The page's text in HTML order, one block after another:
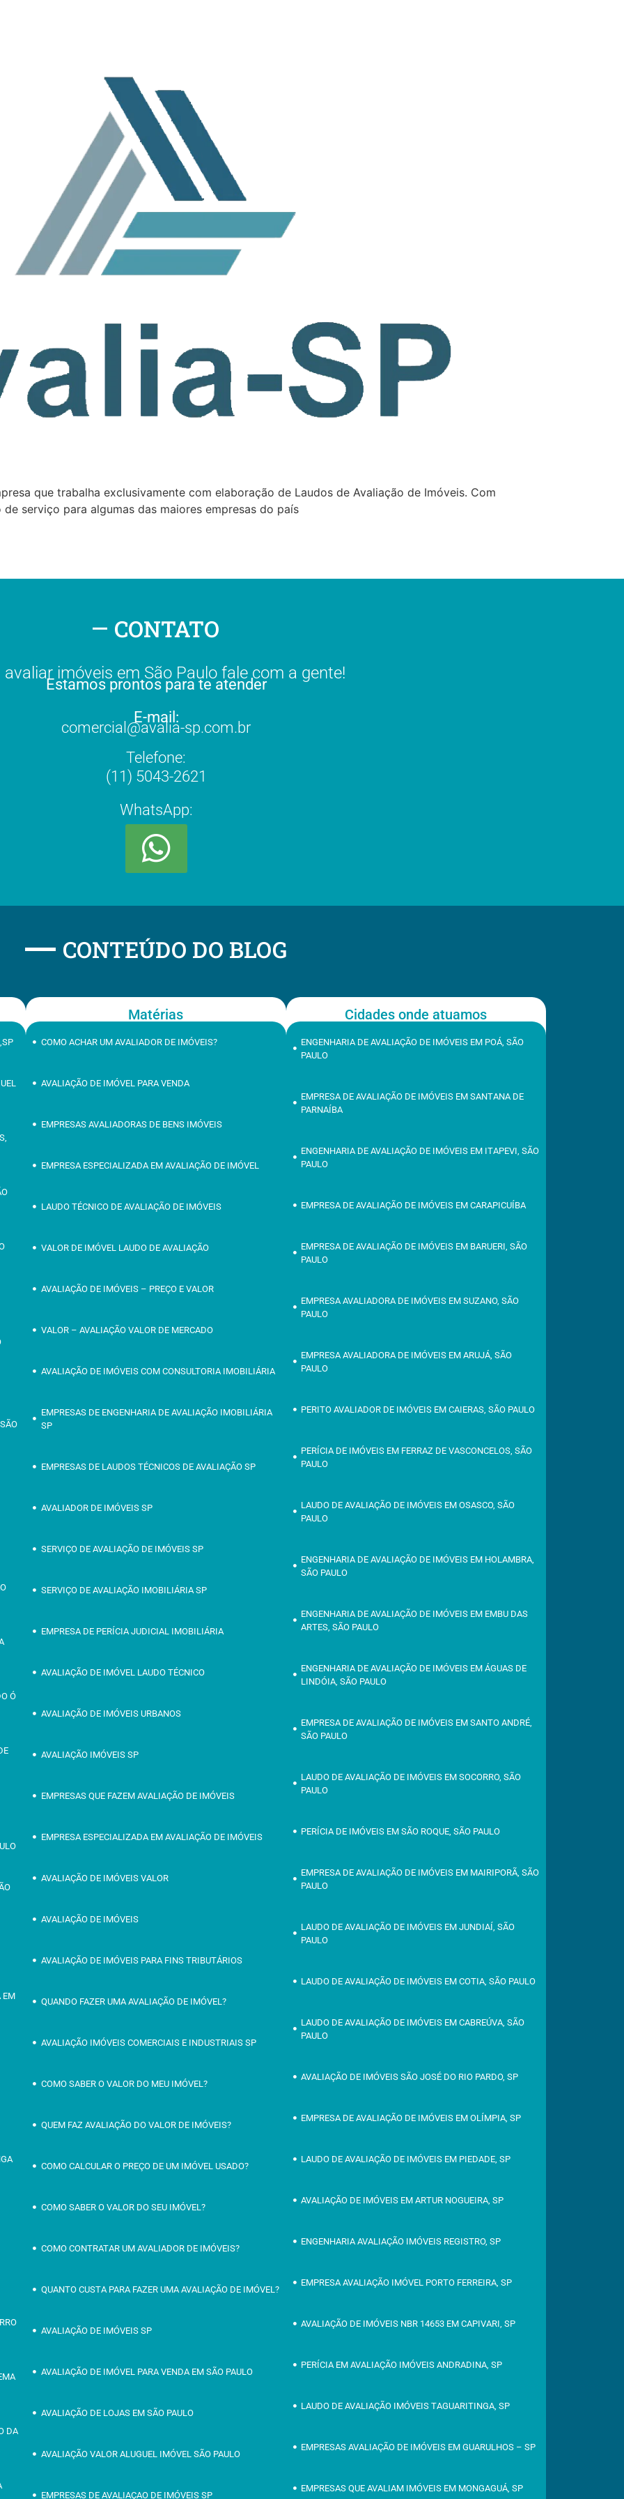
que trabalha exclusivamente com elaboração de Laudos de Avaliação de Imóveis. Com
serviço para algumas das maiores empresas do país
CONTATO
avaliar imóveis em São Paulo fale com a gente!
Estamos prontos para te atender
E-mail:
comercial@avalia-sp.com.br
Telefone:
(11) 5043-2621
WhatsApp:
CONTEÚDO DO BLOG
Ó
EM
DA
Matérias
COMO ACHAR UM AVALIADOR DE IMÓVEIS?
AVALIAÇÃO DE IMÓVEL PARA VENDA
EMPRESAS AVALIADORAS DE BENS IMÓVEIS
EMPRESA ESPECIALIZADA EM AVALIAÇÃO DE IMÓVEL
LAUDO TÉCNICO DE AVALIAÇÃO DE IMÓVEIS
VALOR DE IMÓVEL LAUDO DE AVALIAÇÃO
AVALIAÇÃO DE IMÓVEIS – PREÇO E VALOR
VALOR – AVALIAÇÃO VALOR DE MERCADO
AVALIAÇÃO DE IMÓVEIS COM CONSULTORIA IMOBILIÁRIA
EMPRESAS DE ENGENHARIA DE AVALIAÇÃO IMOBILIÁRIA
SP
EMPRESAS DE LAUDOS TÉCNICOS DE AVALIAÇÃO SP
AVALIADOR DE IMÓVEIS SP
SERVIÇO DE AVALIAÇÃO DE IMÓVEIS SP
SERVIÇO DE AVALIAÇÃO IMOBILIÁRIA SP
EMPRESA DE PERÍCIA JUDICIAL IMOBILIÁRIA
AVALIAÇÃO DE IMÓVEL LAUDO TÉCNICO
AVALIAÇÃO DE IMÓVEIS URBANOS
AVALIAÇÃO IMÓVEIS SP
EMPRESAS QUE FAZEM AVALIAÇÃO DE IMÓVEIS
EMPRESA ESPECIALIZADA EM AVALIAÇÃO DE IMÓVEIS
AVALIAÇÃO DE IMÓVEIS VALOR
AVALIAÇÃO DE IMÓVEIS
AVALIAÇÃO DE IMÓVEIS PARA FINS TRIBUTÁRIOS
QUANDO FAZER UMA AVALIAÇÃO DE IMÓVEL?
AVALIAÇÃO IMÓVEIS COMERCIAIS E INDUSTRIAIS SP
COMO SABER O VALOR DO MEU IMÓVEL?
QUEM FAZ AVALIAÇÃO DO VALOR DE IMÓVEIS?
COMO CALCULAR O PREÇO DE UM IMÓVEL USADO?
COMO SABER O VALOR DO SEU IMÓVEL?
COMO CONTRATAR UM AVALIADOR DE IMÓVEIS?
QUANTO CUSTA PARA FAZER UMA AVALIAÇÃO DE IMÓVEL?
AVALIAÇÃO DE IMÓVEIS SP
AVALIAÇÃO DE IMÓVEL PARA VENDA EM SÃO PAULO
AVALIAÇÃO DE LOJAS EM SÃO PAULO
AVALIAÇÃO VALOR ALUGUEL IMÓVEL SÃO PAULO
EMPRESAS DE AVALIAÇAO DE IMÓVEIS SP
Cidades onde atuamos
ENGENHARIA DE AVALIAÇÃO DE IMÓVEIS EM POÁ, SÃO
PAULO
EMPRESA DE AVALIAÇÃO DE IMÓVEIS EM SANTANA DE
PARNAÍBA
ENGENHARIA DE AVALIAÇÃO DE IMÓVEIS EM ITAPEVI, SÃO
PAULO
EMPRESA DE AVALIAÇÃO DE IMÓVEIS EM CARAPICUÍBA
EMPRESA DE AVALIAÇÃO DE IMÓVEIS EM BARUERI, SÃO
PAULO
EMPRESA AVALIADORA DE IMÓVEIS EM SUZANO, SÃO
PAULO
EMPRESA AVALIADORA DE IMÓVEIS EM ARUJÁ, SÃO
PAULO
PERITO AVALIADOR DE IMÓVEIS EM CAIERAS, SÃO PAULO
PERÍCIA DE IMÓVEIS EM FERRAZ DE VASCONCELOS, SÃO
PAULO
LAUDO DE AVALIAÇÃO DE IMÓVEIS EM OSASCO, SÃO
PAULO
ENGENHARIA DE AVALIAÇÃO DE IMÓVEIS EM HOLAMBRA,
SÃO PAULO
ENGENHARIA DE AVALIAÇÃO DE IMÓVEIS EM EMBU DAS
ARTES, SÃO PAULO
ENGENHARIA DE AVALIAÇÃO DE IMÓVEIS EM ÁGUAS DE
LINDÓIA, SÃO PAULO
EMPRESA DE AVALIAÇÃO DE IMÓVEIS EM SANTO ANDRÉ,
SÃO PAULO
LAUDO DE AVALIAÇÃO DE IMÓVEIS EM SOCORRO, SÃO
PAULO
PERÍCIA DE IMÓVEIS EM SÃO ROQUE, SÃO PAULO
EMPRESA DE AVALIAÇÃO DE IMÓVEIS EM MAIRIPORÃ, SÃO
PAULO
LAUDO DE AVALIAÇÃO DE IMÓVEIS EM JUNDIAÍ, SÃO
PAULO
LAUDO DE AVALIAÇÃO DE IMÓVEIS EM COTIA, SÃO PAULO
LAUDO DE AVALIAÇÃO DE IMÓVEIS EM CABREÚVA, SÃO
PAULO
AVALIAÇÃO DE IMÓVEIS SÃO JOSÉ DO RIO PARDO, SP
EMPRESA DE AVALIAÇÃO DE IMÓVEIS EM OLÍMPIA, SP
LAUDO DE AVALIAÇÃO DE IMÓVEIS EM PIEDADE, SP
AVALIAÇÃO DE IMÓVEIS EM ARTUR NOGUEIRA, SP
ENGENHARIA AVALIAÇÃO IMÓVEIS REGISTRO, SP
EMPRESA AVALIAÇÃO IMÓVEL PORTO FERREIRA, SP
AVALIAÇÃO DE IMÓVEIS NBR 14653 EM CAPIVARI, SP
PERÍCIA EM AVALIAÇÃO IMÓVEIS ANDRADINA, SP
LAUDO DE AVALIAÇÃO IMÓVEIS TAGUARITINGA, SP
EMPRESAS AVALIAÇÃO DE IMÓVEIS EM GUARULHOS – SP
EMPRESAS QUE AVALIAM IMÓVEIS EM MONGAGUÁ, SP